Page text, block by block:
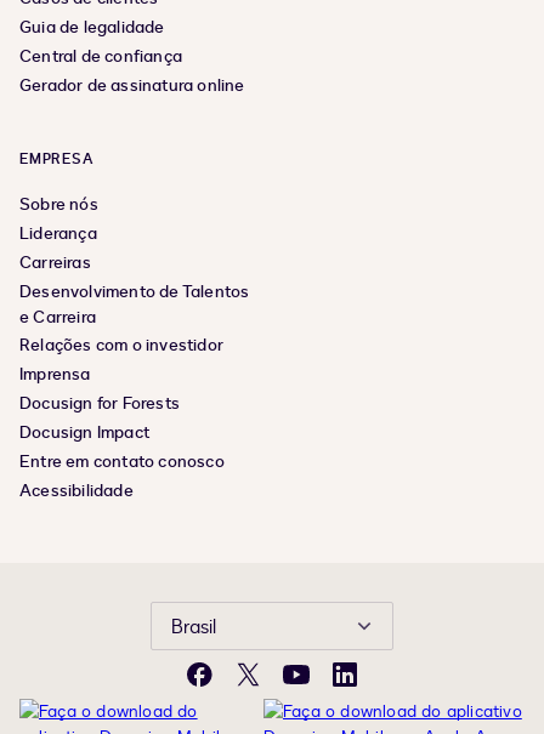
Guia de legalidade
Central de confiança
Gerador de assinatura online
EMPRESA
Sobre nós
Liderança
Carreiras
Desenvolvimento de Talentos
e Carreira
Relações com o investidor
Imprensa
Docusign for Forests
Docusign Impact
Entre em contato conosco
Acessibilidade
Brasil
Facebook
X YouTubeLinkedIn